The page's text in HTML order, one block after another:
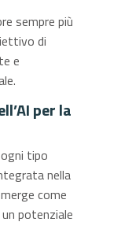
sempre più
di
e
per la
tipo
nella
come
potenziale